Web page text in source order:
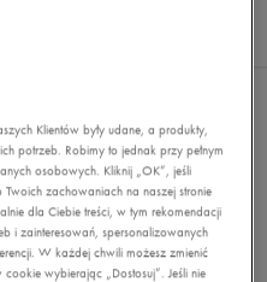
Klientów były udane, a produkty,
potrzeb. Robimy to jednak przy pełnym
osobowych. Kliknij „OK”, jeśli
zachowaniach na naszej stronie
dla Ciebie treści, w tym rekomendacji
i zainteresowań, spersonalizowanych
W każdej chwili możesz zmienić
wybierając „Dostosuj”. Jeśli nie